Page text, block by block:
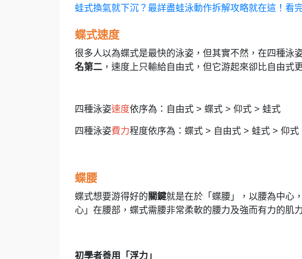
蛙式換氣就下沉？最詳盡蛙泳動作拆解攻略就在這！看
蝶式速度
很多人以為蝶式是最快的泳姿，但其實不然，在四種泳
名第二 ，速度上只輸給自由式，但它游起來卻比自由式
四種泳姿速度依序為：自由式 > 蝶式 > 仰式 > 蛙式
四種泳姿費力程度依序為：蝶式 > 自由式 > 蛙式 > 仰式
蝶腰
蝶式想要游得好的 關鍵就是在於「蝶腰」，以腰為中心
心」在腰部，蝶式需腰非常柔軟的腰力及強而有力的肌
初學者善用「浮力」